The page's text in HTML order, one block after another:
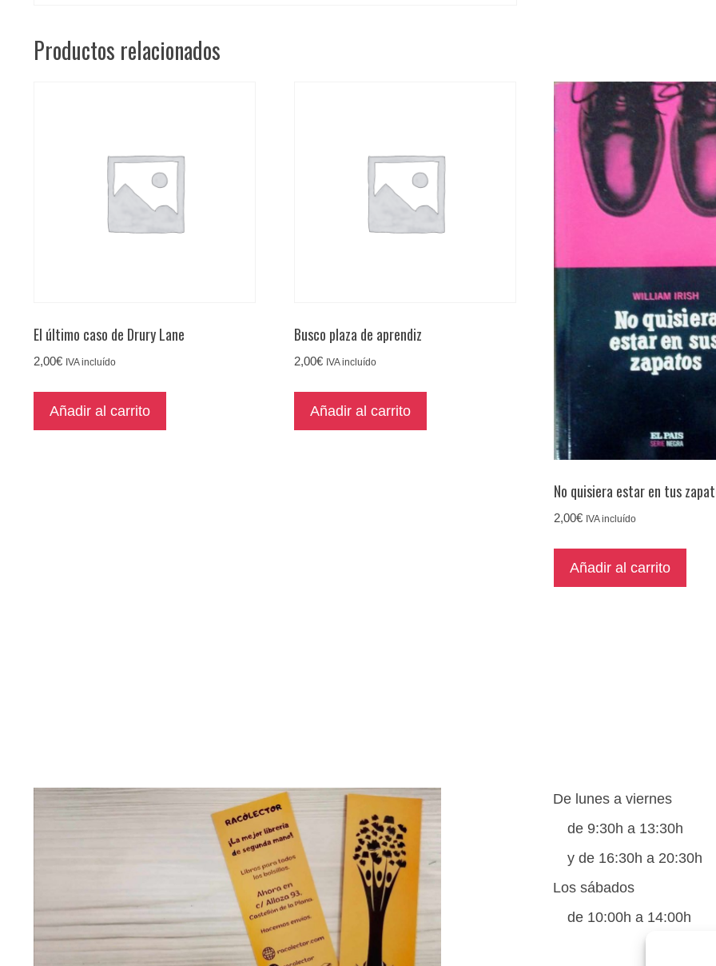
Productos relacionados
El último caso de Drury Lane
2,00€ IVA incluído
Añadir al carrito
Busco plaza de aprendiz
2,00€ IVA incluído
Añadir al carrito
No quisiera estar en tus
2,00€ IVA incluído
Añadir al carrito
De lunes a viernes
de 9:30h a 13:30h
y de 16:30h a 20:30h
Los sábados
de 10:00h a 14:00h